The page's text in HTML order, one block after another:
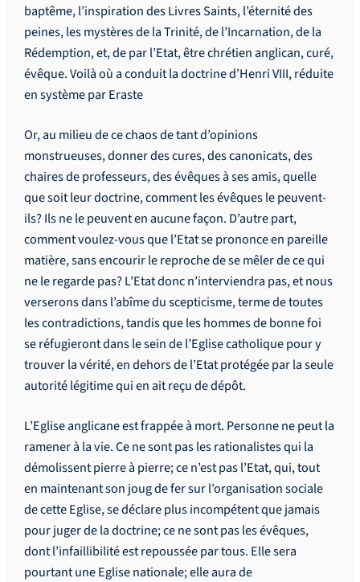
baptême, l’inspiration des Livres Saints, l’éternité des
peines, les mystères de la Trinité, de l’Incarnation, de la
Rédemption, et, de par l’Etat, être chrétien anglican, curé,
évêque. Voilà où a conduit la doctrine d’Henri VIII, réduite
en système par Eraste
Or, au milieu de ce chaos de tant d’opinions
monstrueuses, donner des cures, des canonicats, des
chaires de professeurs, des évêques à ses amis, quelle
que soit leur doctrine, comment les évêques le peuvent-
ils? Ils ne le peuvent en aucune façon. D’autre part,
comment voulez-vous que l’Etat se prononce en pareille
matière, sans encourir le reproche de se mêler de ce qui
ne le regarde pas? L’Etat donc n’interviendra pas, et nous
verserons dans l’abîme du scepticisme, terme de toutes
les contradictions, tandis que les hommes de bonne foi
se réfugieront dans le sein de l’Eglise catholique pour y
trouver la vérité, en dehors de l’Etat protégée par la seule
autorité légitime qui en ait reçu de dépôt.
L’Eglise anglicane est frappée à mort. Personne ne peut la
ramener à la vie. Ce ne sont pas les rationalistes qui la
démolissent pierre à pierre; ce n’est pas l’Etat, qui, tout
en maintenant son joug de fer sur l’organisation sociale
de cette Eglise, se déclare plus incompétent que jamais
pour juger de la doctrine; ce ne sont pas les évêques,
dont l’infaillibilité est repoussée par tous. Elle sera
pourtant une Eglise nationale; elle aura de